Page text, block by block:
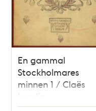
En gammal
Stockholmares
minnen 1 / Claës
Lundin